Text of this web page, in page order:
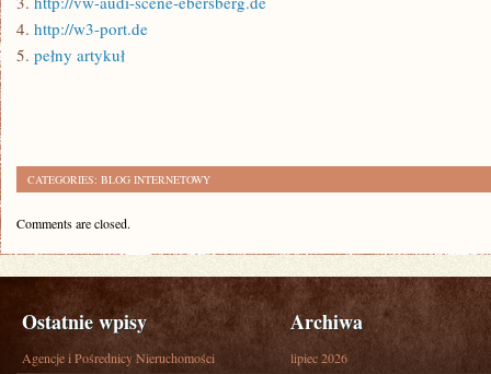
4. http://w3-port.de
5. pełny artykuł
CATEGORIES: BLOG INTERNETOWY
Comments are closed.
Ostatnie wpisy
Agencje i Pośrednicy Nieruchomości
Archiwa
lipiec 2026